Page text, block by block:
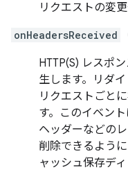
リクエストの変
onHeadersReceived
HTTP(S) レスポ
生します。リダ
リクエストごと
す。このイベン
ヘッダーなどの
削除できるよう
ャッシュ保存デ